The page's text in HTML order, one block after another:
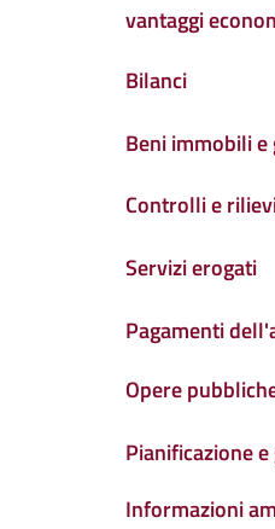
vantaggi
Bilanci
Beni immobili
Controlli e
Servizi erogati
Pagamenti
Opere
Pianificazione
Informazioni